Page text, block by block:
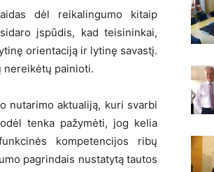
dėl reikalingumo kitaip
įspūdis, kad teisininkai,
orientaciją ir lytinę savastį.
nereikėtų painioti.
nutarimo aktualiją, kuri svarbi
tenka pažymėti, jog kelia
kompetencijos ribų
pagrindais nustatytą tautos